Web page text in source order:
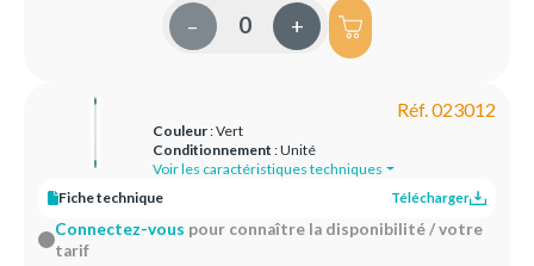
– +
Réf. 023012
Couleur: Vert
Conditionnement : Unité
Voir les caractéristiques techniques
Fiche technique
Télécharger
Connectez-vous pour connaître la disponibilité / votre
tarif